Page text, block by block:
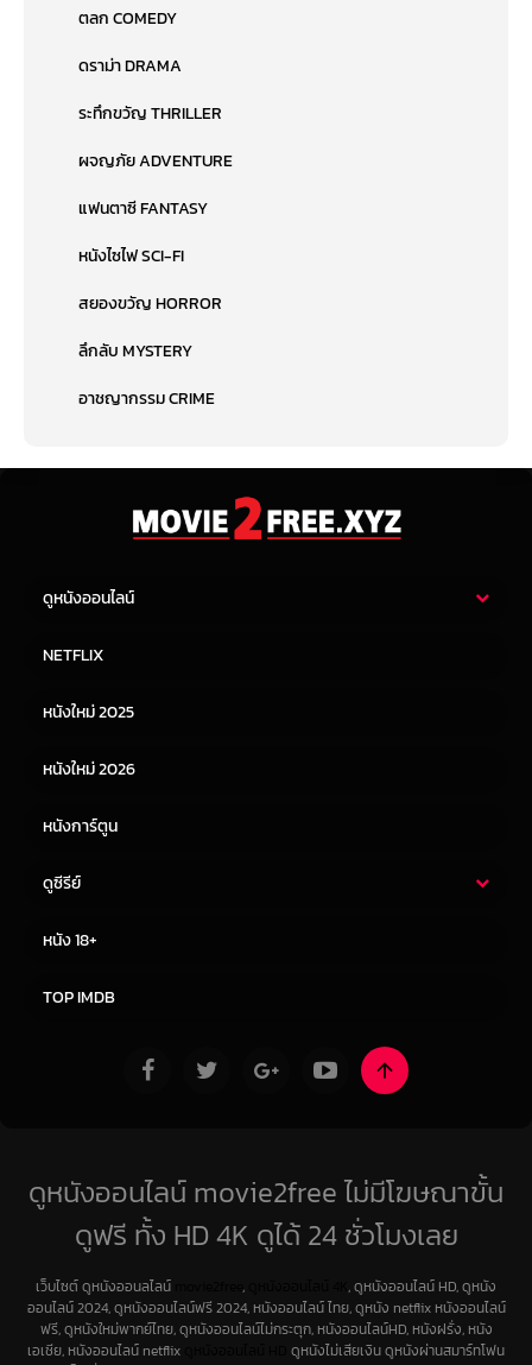
ตลก COMEDY
ดราม่า DRAMA
ระทึกขวัญ THRILLER
ผจญภัย ADVENTURE
แฟนตาซี FANTASY
หนังไซไฟ SCI-FI
สยองขวัญ HORROR
ลึกลับ MYSTERY
อาชญากรรม CRIME
ดูหนังออนไลน์
หนังจีน
NETFLIX
หนังใหม่ 2025
หนังใหม่ 2026
หนังการ์ตูน
ดูซีรีย์
หนัง 18+
TOP IMDB
ดูหนังออนไลน์ movie2free ไม่มีโฆษณาขั้น
ดูฟรี ทั้ง HD 4K ดูได้ 24 ชั่วโมงเลย
เว็บไซต์ ดูหนังออนลไลน์ ,
, ดูหนังออนไลน์ HD, ดูหนัง
ออนไลน์ 2024, ดูหนังออนไลน์ฟรี 2024, หนังออนไลน์ ไทย, ดูหนัง netflix หนังออนไลน์
ฟรี, ดูหนังใหม่พากย์ไทย, ดูหนังออนไลน์ไม่กระตุก, หนังออนไลน์HD, หนังฝรั่ง, หนัง
เอเชีย, หนังออนไลน์ netflix
ดูหนังไม่เสียเงิน ดูหนังผ่านสมาร์ทโฟน